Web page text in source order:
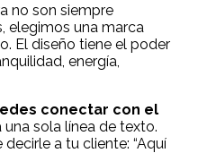
no son siempre
elegimos una marca
El diseño tiene el poder
energía,
conectar con el
sola línea de texto.
a tu cliente: “Aquí